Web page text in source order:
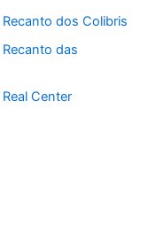
dos Colibris
das
Center